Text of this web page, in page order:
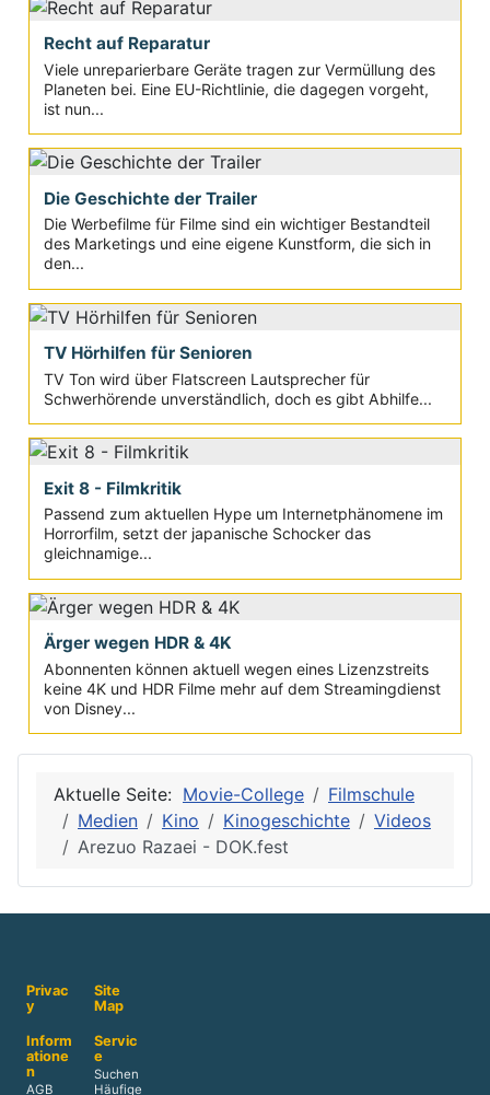
Recht auf Reparatur
Viele unreparierbare Geräte tragen zur Vermüllung des
Planeten bei. Eine EU-Richtlinie, die dagegen vorgeht,
ist nun...
Die Geschichte der Trailer
Die Werbefilme für Filme sind ein wichtiger Bestandteil
des Marketings und eine eigene Kunstform, die sich in
den...
TV Hörhilfen für Senioren
TV Ton wird über Flatscreen Lautsprecher für
Schwerhörende unverständlich, doch es gibt Abhilfe...
Exit 8 - Filmkritik
Passend zum aktuellen Hype um Internetphänomene im
Horrorfilm, setzt der japanische Schocker das
gleichnamige...
Ärger wegen HDR & 4K
Abonnenten können aktuell wegen eines Lizenzstreits
keine 4K und HDR Filme mehr auf dem Streamingdienst
von Disney...
Aktuelle Seite: Movie-College
Filmschule
Medien
Kino Kinogeschichte
Videos
Arezuo Razaei - DOK.fest
Privac
y
Site
Map
Inform
atione
n
AGB
Servic
e
Suchen
Häufige